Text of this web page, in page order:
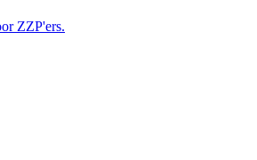
ZZP'ers.